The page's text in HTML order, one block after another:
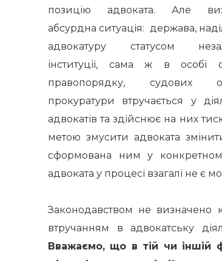
позицію адвоката. Але
абсурдна ситуація: держава,
адвокатуру статусом
інституції, сама ж в особі
правопорядку, судових
прокуратури втручається у
адвокатів та здійснює на них
метою змусити адвоката
сформована ним у
адвоката у процесі взагалі не є
Законодавством не визначено
втручанням в адвокатську
Вважаємо, що в тій чи іншій